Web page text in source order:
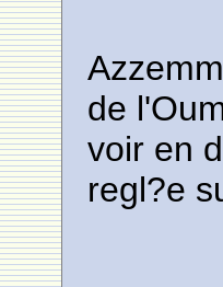
de
voir en
regl?e